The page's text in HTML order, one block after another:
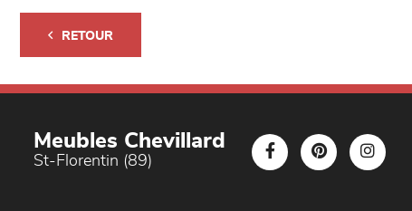
RETOUR
Meubles Chevillard
St-Florentin (89)